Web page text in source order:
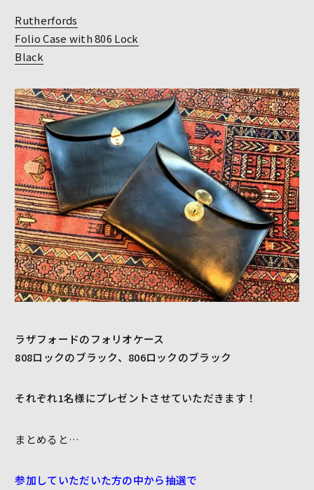
Rutherfords
Folio Case with 806 Lock
Black
ラザフォードのフォリオケース
808ロックのブラック、806ロックのブラック
それぞれ1名様にプレゼントさせていただきます！
まとめると…
参加していただいた方の中から抽選で